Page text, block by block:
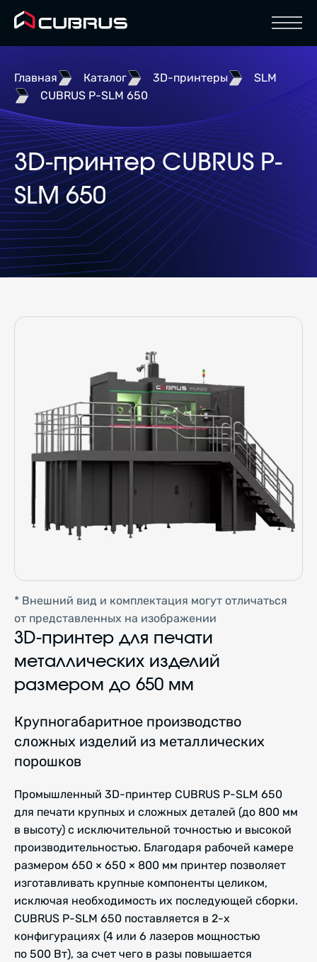
Главная Каталог 3D-принтеры
SLM
CUBRUS P-SLM 650
3D-принтер CUBRUS P-
SLM 650
* Внешний вид и комплектация могут отличаться
от представленных на изображении
3D-принтер для печати
металлических изделий
размером до 650 мм
Крупногабаритное производство
сложных изделий из металлических
порошков
Промышленный 3D-принтер CUBRUS P-SLM 650
для печати крупных и сложных деталей (до 800 мм
в высоту) с исключительной точностью и высокой
производительностью. Благодаря рабочей камере
размером 650 × 650 × 800 мм принтер позволяет
изготавливать крупные компоненты целиком,
исключая необходимость их последующей сборки.
CUBRUS P-SLM 650 поставляется в 2-х
конфигурациях (4 или 6 лазеров мощностью
по 500 Вт), за счет чего в разы повышается